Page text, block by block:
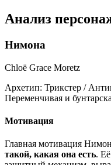
Анализ
Нимона
Chloë Grace Moretz
Архетип: Трикстер /
Переменчивая и
Мотивация
Главная мотивация
такой, какая она есть.